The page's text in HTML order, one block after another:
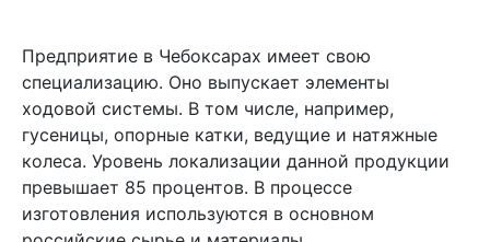
Предприятие в Чебоксарах имеет свою
специализацию. Оно выпускает элементы
ходовой системы. В том числе, например,
гусеницы, опорные катки, ведущие и натяжные
колеса. Уровень локализации данной продукции
превышает 85 процентов. В процессе
изготовления используются в основном